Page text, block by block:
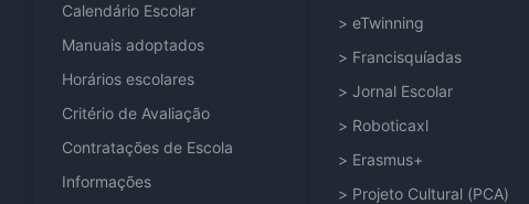
Calendário Escolar
Manuais adoptados
Horários escolares
Critério de Avaliação
Contratações de Escola
Informações
> eTwinning
> Francisquíadas
> Jornal Escolar
> Roboticaxl
> Erasmus+
> Projeto Cultural (PCA)